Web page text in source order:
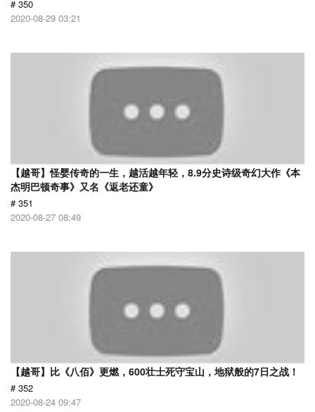
# 350
2020-08-29 03:21
【越哥】怪婴传奇的一生，越活越年轻，8.9分史诗级奇幻大作《本
杰明巴顿奇事》又名《返老还童》
# 351
2020-08-27 08:49
【越哥】比《八佰》更燃，600壮士死守宝山，地狱般的7日之战！
# 352
2020-08-24 09:47